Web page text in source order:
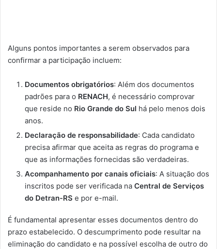
Alguns pontos importantes a serem observados para
confirmar a participação incluem:
Documentos obrigatórios: Além dos documentos
padrões para o RENACH, é necessário comprovar
que reside no Rio Grande do Sul há pelo menos dois
anos.
Declaração de responsabilidade: Cada candidato
precisa afirmar que aceita as regras do programa e
que as informações fornecidas são verdadeiras.
Acompanhamento por canais oficiais: A situação dos
inscritos pode ser verificada na Central de Serviços
do Detran-RS e por e-mail.
É fundamental apresentar esses documentos dentro do
prazo estabelecido. O descumprimento pode resultar na
eliminação do candidato e na possível escolha de outro do